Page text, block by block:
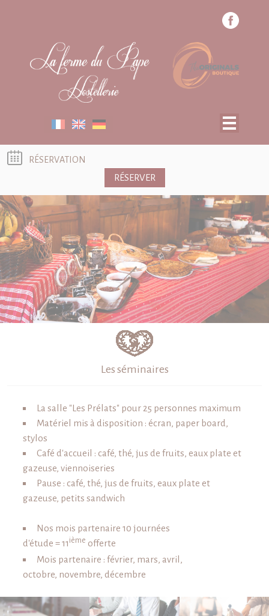
OFFRES SPÉCIALES
BON CADEAU
ACTIVITÉS TOURISTIQUES
RECRUTEMENT
RÉSERVATION
RÉSERVER
Les séminaires
La salle "Les Prélats" pour 25 personnes maximum
Matériel mis à disposition : écran, paper board,
stylos
Café d'accueil : café, thé, jus de fruits, eaux plate et
gazeuse, viennoiseries
Pause : café, thé, jus de fruits, eaux plate et
gazeuse, petits sandwich
Nos mois partenaire 10 journées
d'étude = 11 ième offerte
Mois partenaire : février, mars, avril,
octobre, novembre, décembre